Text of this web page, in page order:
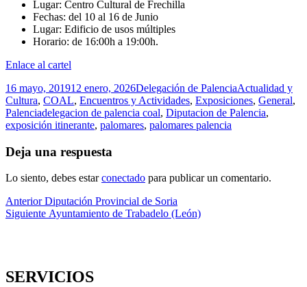
Lugar: Centro Cultural de Frechilla
Fechas: del 10 al 16 de Junio
Lugar: Edificio de usos múltiples
Horario: de 16:00h a 19:00h.
Enlace al cartel
Publicado
el
16 mayo, 201912 enero, 2026Autor
Delegación de PalenciaCategorías
Actualidad y
Cultura, COAL, Encuentros y Actividades, Exposiciones, General,
PalenciaEtiquetas
delegacion de palencia coal, Diputacion de Palencia,
exposición itinerante, palomares, palomares palencia
Deja una respuesta
Lo siento, debes estarconectado para publicar un comentario.
Navegación
de
Anterior Entrada
anterior:
Diputación Provincial de Soria
Siguiente Entrada
Ayuntamiento de Trabadelo (León)
SERVICIOS